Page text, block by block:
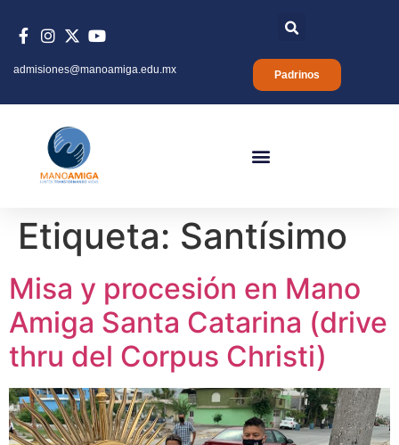
Padrinos
admisiones@manoamiga.edu.mx
Etiqueta: Santísimo
Misa y procesión en Mano
Amiga Santa Catarina (drive
thru del Corpus Christi)